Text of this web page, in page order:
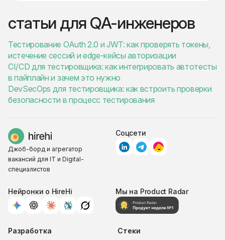
статьи для QA-инженеров
Тестирование OAuth 2.0 и JWT: как проверять токены,
истечение сессий и edge-кейсы авторизации
CI/CD для тестировщика: как интегрировать автотесты
в пайплайн и зачем это нужно
DevSecOps для тестировщика: как встроить проверки
безопасности в процесс тестирования
Джоб-борд и агрегатор
вакансий для IT и Digital-
специалистов
Соцсети
Нейронки о HireHi Мы на Product Radar
Разработка Стеки